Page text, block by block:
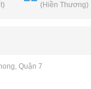
(Hiền Thương)
Quận 7